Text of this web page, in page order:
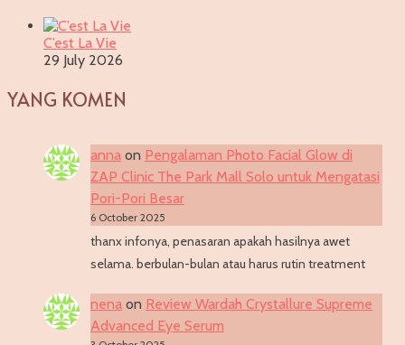
C’est La Vie
29 July 2026
YANG KOMEN
anna on Pengalaman Photo Facial Glow di
ZAP Clinic The Park Mall Solo untuk Mengatasi
Pori-Pori Besar
6 October 2025
thanx infonya, penasaran apakah hasilnya awet
selama. berbulan-bulan atau harus rutin treatment
nena on Review Wardah Crystallure Supreme
Advanced Eye Serum